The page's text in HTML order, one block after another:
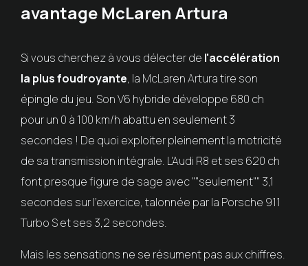
avantage McLaren Artura
Si vous cherchez à vous délecter de l'accélération
la plus foudroyante, la McLaren Artura tire son
épingle du jeu. Son V6 hybride développe 680 ch
pour un 0 à 100 km/h abattu en seulement 3
secondes ! De quoi exploiter pleinement la motricité
de sa transmission intégrale. L'Audi R8 et ses 620 ch
font presque figure de sage avec ""seulement"" 3,1
secondes sur l'exercice, talonnée par la Porsche 911
Turbo S et ses 3,2 secondes.
Mais les sensations ne se résument pas aux chiffres.